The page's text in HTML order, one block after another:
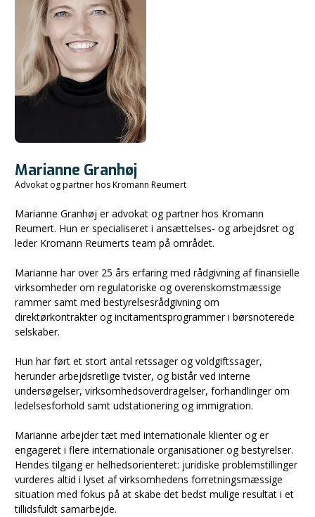
Marianne Granhøj
Advokat og partner hos Kromann Reumert
Marianne Granhøj er advokat og partner hos Kromann
Reumert. Hun er specialiseret i ansættelses- og arbejdsret og
leder Kromann Reumerts team på området.
Marianne har over 25 års erfaring med rådgivning af finansielle
virksomheder om regulatoriske og overenskomstmæssige
rammer samt med bestyrelsesrådgivning om
direktørkontrakter og incitamentsprogrammer i børsnoterede
selskaber.
Hun har ført et stort antal retssager og voldgiftssager,
herunder arbejdsretlige tvister, og bistår ved interne
undersøgelser, virksomhedsoverdragelser, forhandlinger om
ledelsesforhold samt udstationering og immigration.
Marianne arbejder tæt med internationale klienter og er
engageret i flere internationale organisationer og bestyrelser.
Hendes tilgang er helhedsorienteret: juridiske problemstillinger
vurderes altid i lyset af virksomhedens forretningsmæssige
situation med fokus på at skabe det bedst mulige resultat i et
tillidsfuldt samarbejde.